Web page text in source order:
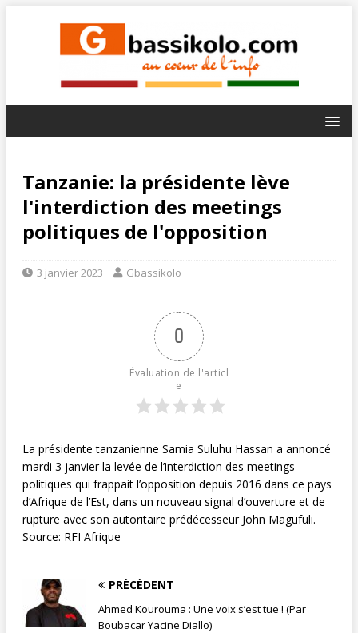
Tanzanie: la présidente lève
l'interdiction des meetings
politiques de l'opposition
3 janvier 2023 Gbassikolo
0
Évaluation de l'articl
e
La présidente tanzanienne Samia Suluhu Hassan a annoncé
mardi 3 janvier la levée de l’interdiction des meetings
politiques qui frappait l’opposition depuis 2016 dans ce pays
d’Afrique de l’Est, dans un nouveau signal d’ouverture et de
rupture avec son autoritaire prédécesseur John Magufuli.
Source: RFI Afrique
PRÉCÉDENT
Ahmed Kourouma : Une voix s’est tue ! (Par
Boubacar Yacine Diallo)